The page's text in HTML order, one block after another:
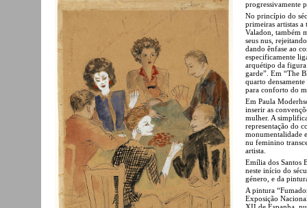
progressivamente
No princípio do
primeiras artistas
Valadon, também
seus nus,
dando ênfase ao
especificamente
arquétipo da
garde”. Em “The
quarto
para conforto do
Em Paula
inserir as
mulher. A
representação do
monumentalidade
nu feminino
artista.
Emília dos Santos
neste início do
género, e da
A pintura
Exposição